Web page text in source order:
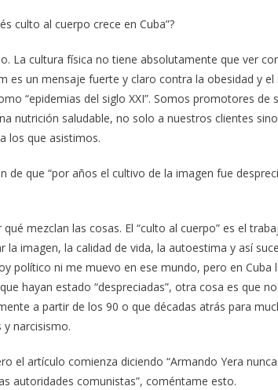
culto al cuerpo crece en Cuba”?
La cultura física no tiene absolutamente que ver
es un mensaje fuerte y claro contra la obesidad y
“epidemias del siglo XXI”. Somos promotores de
nutrición saludable, no solo a nuestros clientes
los que asistimos.
de que “por años el cultivo de la imagen fue
mezclan las cosas. El “culto al cuerpo” es el
imagen, la calidad de vida, la autoestima y así
político ni me muevo en ese mundo, pero en Cuba
hayan estado “despreciadas”, otra cosa es que
a partir de los 90 o que décadas atrás para
narcisismo.
el artículo comienza diciendo “Armando Yera
autoridades comunistas”, coméntame esto.